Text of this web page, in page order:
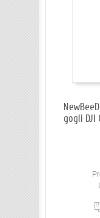
gogli DJI